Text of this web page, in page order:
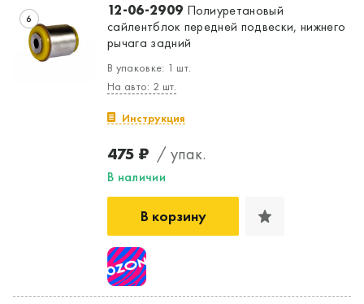
6 12-06-2909 Полиуретановый
сайлентблок передней подвески, нижнего
рычага задний
В упаковке: 1 шт.
На авто: 2 шт.
Инструкция
475 ₽ / упак.
В наличии
В корзину